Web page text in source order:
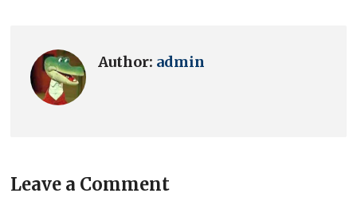
Author: admin
Leave a Comment